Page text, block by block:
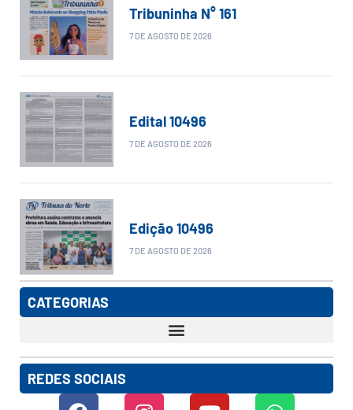
Tribuninha N° 161
7 DE AGOSTO DE 2026
Edital 10496
7 DE AGOSTO DE 2026
Edição 10496
7 DE AGOSTO DE 2026
CATEGORIAS
REDES SOCIAIS